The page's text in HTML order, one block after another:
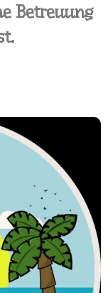
Betreuung